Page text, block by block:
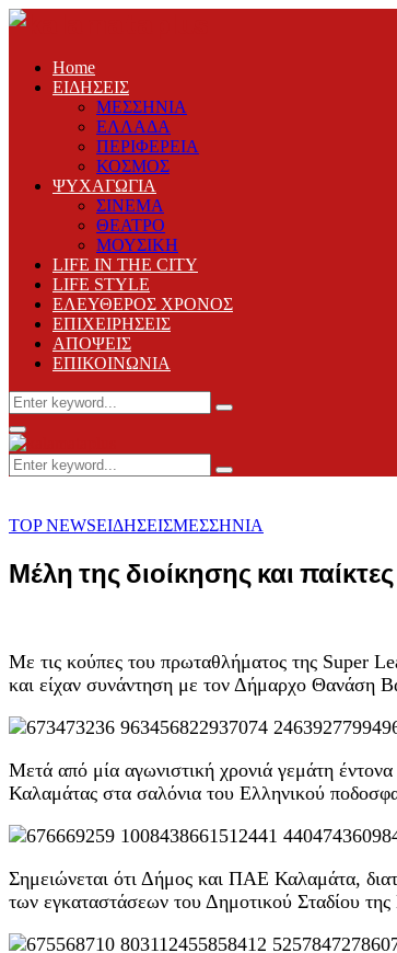
Home
ΕΙΔΗΣΕΙΣ
ΜΕΣΣΗΝΙΑ
ΕΛΛΑΔΑ
ΠΕΡΙΦΕΡΕΙΑ
ΚΟΣΜΟΣ
ΨΥΧΑΓΩΓΙΑ
ΣΙΝΕΜΑ
ΘΕΑΤΡΟ
ΜΟΥΣΙΚΗ
LIFE IN THE CITY
LIFE STYLE
ΕΛΕΥΘΕΡΟΣ ΧΡΟΝΟΣ
ΕΠΙΧΕΙΡΗΣΕΙΣ
ΑΠΟΨΕΙΣ
ΕΠΙΚΟΙΝΩΝΙΑ
Search
for:
Search
Primary
Menu
Search
for:
Search
TOP NEWSΕΙΔΗΣΕΙΣΜΕΣΣΗΝΙΑ
Μέλη της διοίκησης και
Με τις κούπες του πρωταθλήματος της Super
και είχαν συνάντηση με τον Δήμαρχο Θανάση
Μετά από μία αγωνιστική χρονιά γεμάτη
Καλαμάτας στα σαλόνια του Ελληνικού
Σημειώνεται ότι Δήμος και ΠΑΕ Καλαμάτα,
των εγκαταστάσεων του Δημοτικού Σταδίου